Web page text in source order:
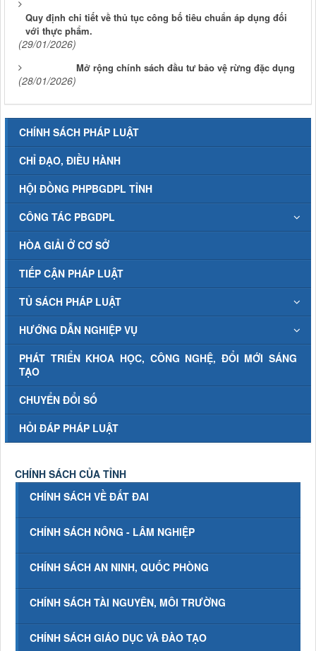
Quy định chi tiết về thủ tục công bố tiêu chuẩn áp dụng đối
với thực phẩm.
(29/01/2026)
Mở rộng chính sách đầu tư bảo vệ rừng đặc dụng
(28/01/2026)
CHÍNH SÁCH PHÁP LUẬT
CHỈ ĐẠO, ĐIỀU HÀNH
HỘI ĐỒNG PHPBGDPL TỈNH
CÔNG TÁC PBGDPL
HÒA GIẢI Ở CƠ SỞ
TIẾP CẬN PHÁP LUẬT
TỦ SÁCH PHÁP LUẬT
HƯỚNG DẪN NGHIỆP VỤ
PHÁT TRIỂN KHOA HỌC, CÔNG NGHỆ, ĐỔI MỚI SÁNG
TẠO
CHUYỂN ĐỔI SỐ
HỎI ĐÁP PHÁP LUẬT
CHÍNH SÁCH CỦA TỈNH
CHÍNH SÁCH VỀ ĐẤT ĐAI
CHÍNH SÁCH NÔNG - LÂM NGHIỆP
CHÍNH SÁCH AN NINH, QUỐC PHÒNG
CHÍNH SÁCH TÀI NGUYÊN, MÔI TRƯỜNG
CHÍNH SÁCH GIÁO DỤC VÀ ĐÀO TẠO